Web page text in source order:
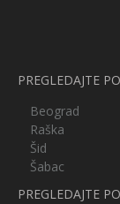
PREGLEDAJTE
Beograd
Raška
Šid
Šabac
PREGLEDAJTE